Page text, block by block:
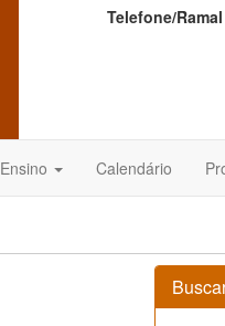
Telefone/Ramal
Ensino Calendário